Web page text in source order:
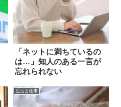
「ネットに満ちているの
は…」知人のある一言が
忘れられない
生活と仕事